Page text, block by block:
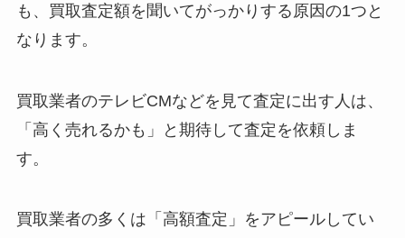
も、買取査定額を聞いてがっかりする原因の1つと
なります。
買取業者のテレビCMなどを見て査定に出す人は、
「高く売れるかも」と期待して査定を依頼しま
す。
買取業者の多くは「高額査定」をアピールしてい